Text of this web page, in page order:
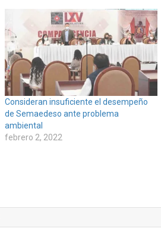
Consideran insuficiente el desempeño
de Semaedeso ante problema
ambiental
febrero 2, 2022